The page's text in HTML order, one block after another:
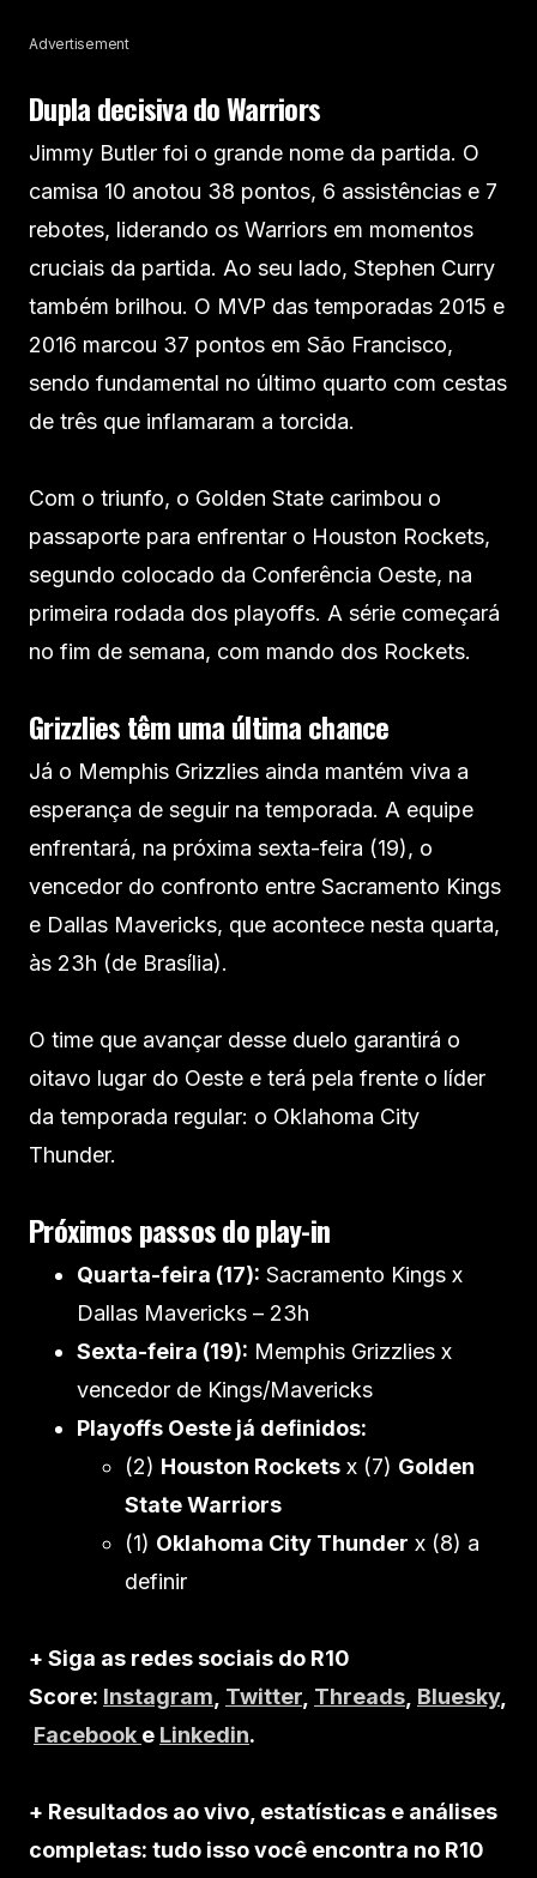
Advertisement
Dupla decisiva do Warriors
Jimmy Butler foi o grande nome da partida. O
camisa 10 anotou 38 pontos, 6 assistências e 7
rebotes, liderando os Warriors em momentos
cruciais da partida. Ao seu lado, Stephen Curry
também brilhou. O MVP das temporadas 2015 e
2016 marcou 37 pontos em São Francisco,
sendo fundamental no último quarto com cestas
de três que inflamaram a torcida.
Com o triunfo, o Golden State carimbou o
passaporte para enfrentar o Houston Rockets,
segundo colocado da Conferência Oeste, na
primeira rodada dos playoffs. A série começará
no fim de semana, com mando dos Rockets.
Grizzlies têm uma última chance
Já o Memphis Grizzlies ainda mantém viva a
esperança de seguir na temporada. A equipe
enfrentará, na próxima sexta-feira (19), o
vencedor do confronto entre Sacramento Kings
e Dallas Mavericks, que acontece nesta quarta,
às 23h (de Brasília).
O time que avançar desse duelo garantirá o
oitavo lugar do Oeste e terá pela frente o líder
da temporada regular: o Oklahoma City
Thunder.
Próximos passos do play-in
Quarta-feira (17): Sacramento Kings x
Dallas Mavericks – 23h
Sexta-feira (19): Memphis Grizzlies x
vencedor de Kings/Mavericks
Playoffs Oeste já definidos:
(2) Houston Rockets x (7) Golden
State Warriors
(1) Oklahoma City Thunder x (8) a
definir
+ Siga as redes sociais do R10
Score: Instagram Twitter Threads Bluesky,
Facebook e Linkedin.
+ Resultados ao vivo, estatísticas e análises
completas: tudo isso você encontra no R10